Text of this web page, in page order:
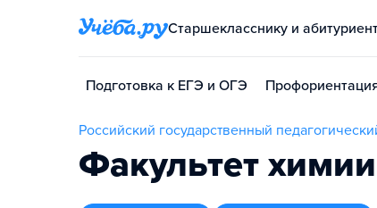
Старшекласснику и
Подготовка к ЕГЭ и ОГЭ
Российский государственный
Факультет